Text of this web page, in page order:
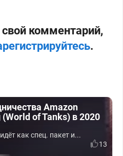
комментарий,
.
Amazon
of Tanks) в 2020
как спец. пакет и...
13